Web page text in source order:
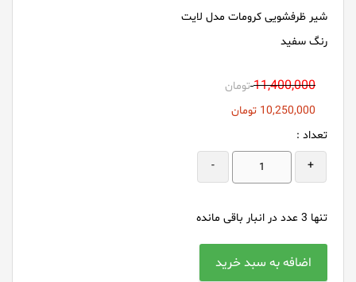
شیر ظرفشویی کرومات مدل لایت
رنگ سفید
11,400,000 تومان
10,250,000 تومان
تعداد :
+
-
تنها 3 عدد در انبار باقی مانده